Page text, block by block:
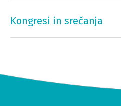
Kongresi in srečanja